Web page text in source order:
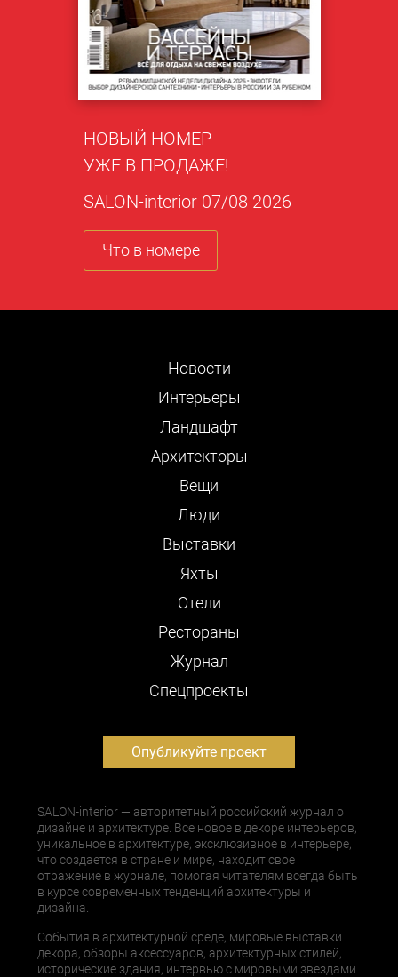
НОВЫЙ НОМЕР
УЖЕ В ПРОДАЖЕ!
SALON-interior 07/08 2026
Что в номере
Новости
Интерьеры
Ландшафт
Архитекторы
Вещи
Люди
Выставки
Яхты
Отели
Рестораны
Журнал
Cпецпроекты
Опубликуйте проект
SALON-interior — авторитетный российский журнал о
дизайне и архитектуре. Все новое в декоре интерьеров,
уникальное в архитектуре, эксклюзивное в интерьере,
что создается в стране и мире, находит свое
отражение в журнале, помогая читателям всегда быть
в курсе современных тенденций архитектуры и
дизайна.
События в архитектурной среде, мировые выставки
декора, обзоры аксессуаров, архитектурных стилей,
исторические здания, интервью с мировыми звездами